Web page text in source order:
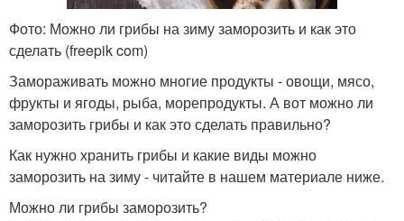
Фото: Можно ли грибы на зиму заморозить и как это
сделать (freepik com)
Замораживать можно многие продукты - овощи, мясо,
фрукты и ягоды, рыба, морепродукты. А вот можно ли
заморозить грибы и как это сделать правильно?
Как нужно хранить грибы и какие виды можно
заморозить на зиму - читайте в нашем материале ниже.
Можно ли грибы заморозить?